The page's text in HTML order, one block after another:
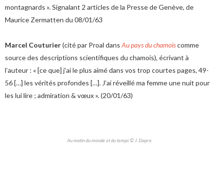
montagnards ». Signalant 2 articles de la Presse de Genève, de
Maurice Zermatten du 08/01/63
Marcel Couturier(cité par Proal dans Au pays du chamoiscomme
source des descriptions scientifiques du chamois), écrivant à
l’auteur : « [ce que] j’ai le plus aimé dans vos trop courtes pages, 49-
56 […] les vérités profondes […]. J’ai réveillé ma femme une nuit pour
les lui lire ; admiration & vœux ». (20/01/63)
Au matin du monde et du temps © J. Dapra